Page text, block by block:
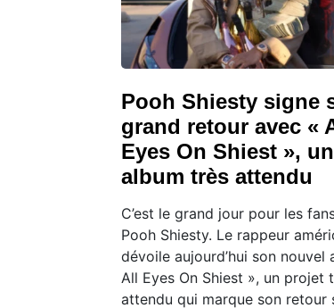
Pooh Shiesty signe
grand retour avec «
Eyes On Shiest », un
album très attendu
C’est le grand jour pour les
Pooh Shiesty. Le rappeur
dévoile aujourd’hui son nouvel
All Eyes On Shiest », un projet
attendu qui marque son retour